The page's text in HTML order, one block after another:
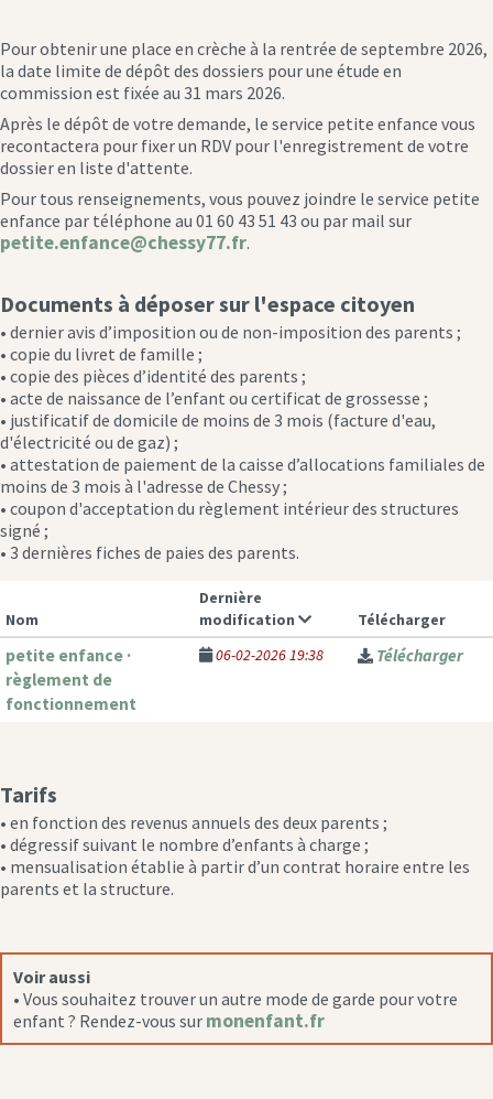
Pour obtenir une place en crèche à la rentrée de septembre 2026,
la date limite de dépôt des dossiers pour une étude en
commission est fixée au 31 mars 2026.
Après le dépôt de votre demande, le service petite enfance vous
recontactera pour fixer un RDV pour l'enregistrement de votre
dossier en liste d'attente.
Pour tous renseignements, vous pouvez joindre le service petite
enfance par téléphone au 01 60 43 51 43 ou par mail sur
petite.enfance@chessy77.fr.
Documents à déposer sur l'espace citoyen
• dernier avis d’imposition ou de non-imposition des parents ;
• copie du livret de famille ;
• copie des pièces d’identité des parents ;
• acte de naissance de l’enfant ou certificat de grossesse ;
• justificatif de domicile de moins de 3 mois (facture d'eau,
d'électricité ou de gaz) ;
• attestation de paiement de la caisse d’allocations familiales de
moins de 3 mois à l'adresse de Chessy ;
• coupon d'acceptation du règlement intérieur des structures
signé ;
• 3 dernières fiches de paies des parents.
Nom
Dernière
modification
Télécharger
petite enfance ·
règlement de
fonctionnement
06-02-2026 19:38 Télécharger
Tarifs
• en fonction des revenus annuels des deux parents ;
• dégressif suivant le nombre d’enfants à charge ;
• mensualisation établie à partir d’un contrat horaire entre les
parents et la structure.
Voir aussi
• Vous souhaitez trouver un autre mode de garde pour votre
enfant ? Rendez-vous sur monenfant.fr